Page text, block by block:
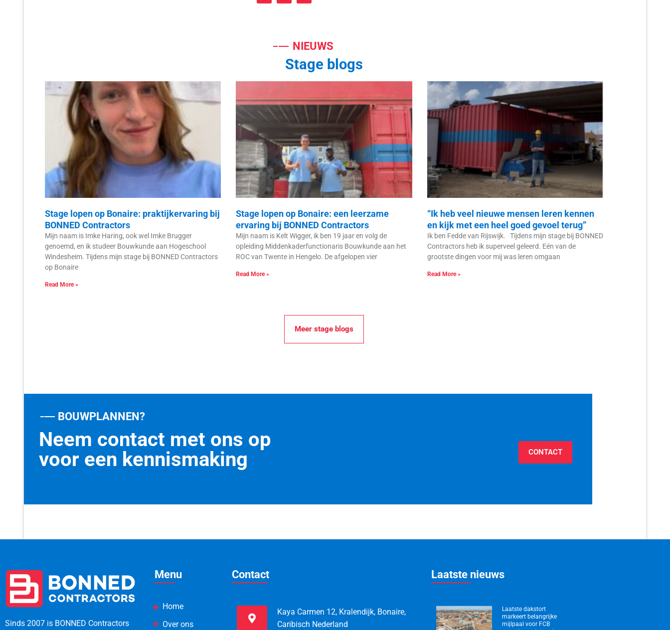
NIEUWS
Stage blogs
Stage lopen op Bonaire: praktijkervaring bij
BONNED Contractors
Mijn naam is Imke Haring, ook wel Imke Brugger
genoemd, en ik studeer Bouwkunde aan Hogeschool
Windesheim. Tijdens mijn stage bij BONNED Contractors
op Bonaire
Read More »
Stage lopen op Bonaire: een leerzame
ervaring bij BONNED Contractors
Mijn naam is Kelt Wigger, ik ben 19 jaar en volg de
opleiding Middenkaderfunctionaris Bouwkunde aan het
ROC van Twente in Hengelo. De afgelopen vier
Read More »
“Ik heb veel nieuwe mensen leren kennen
en kijk met een heel goed gevoel terug”
Ik ben Fedde van Rijswijk. Tijdens mijn stage bij BONNED
Contractors heb ik superveel geleerd. Eén van de
grootste dingen voor mij was leren omgaan
Read More »
Meer stage blogs
BOUWPLANNEN?
Neem contact met ons op
voor een kennismaking
CONTACT
Sinds 2007 is BONNED Contractors
Menu
Home
Over ons
Contact
Kaya Carmen 12, Kralendijk, Bonaire,
Caribisch Nederland
Laatste nieuws
Laatste dakstort
markeert belangrijke
mijlpaal voor FCB